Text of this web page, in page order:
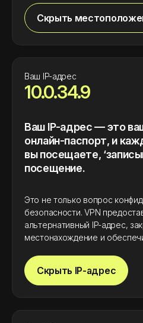
Скрыть
Ваш IP-адрес
10.0.34.9
Ваш IP-адрес — это
онлайн-паспорт, и
вы посещаете,
посещение.
Это не только вопрос
безопасности. VPN
альтернативный IP-адрес,
местонахождение и
Скрыть IP-адрес